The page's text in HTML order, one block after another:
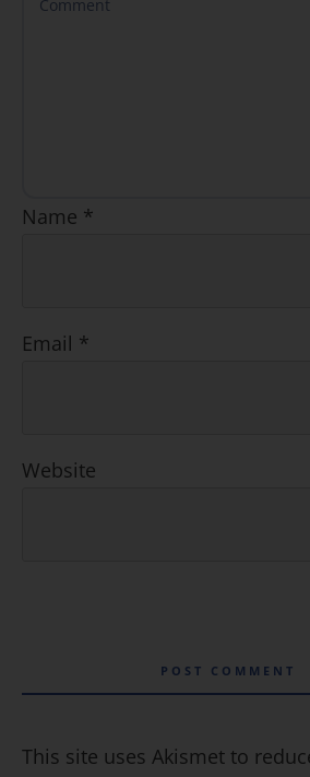
Name *
Email *
Website
POST COMMENT
This site uses Akismet to